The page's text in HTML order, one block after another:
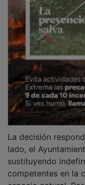
lado, el
sustituyendo
competentes en la
espacio natural.